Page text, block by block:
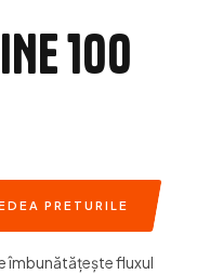
100
PRETURILE
îmbunătățește fluxul